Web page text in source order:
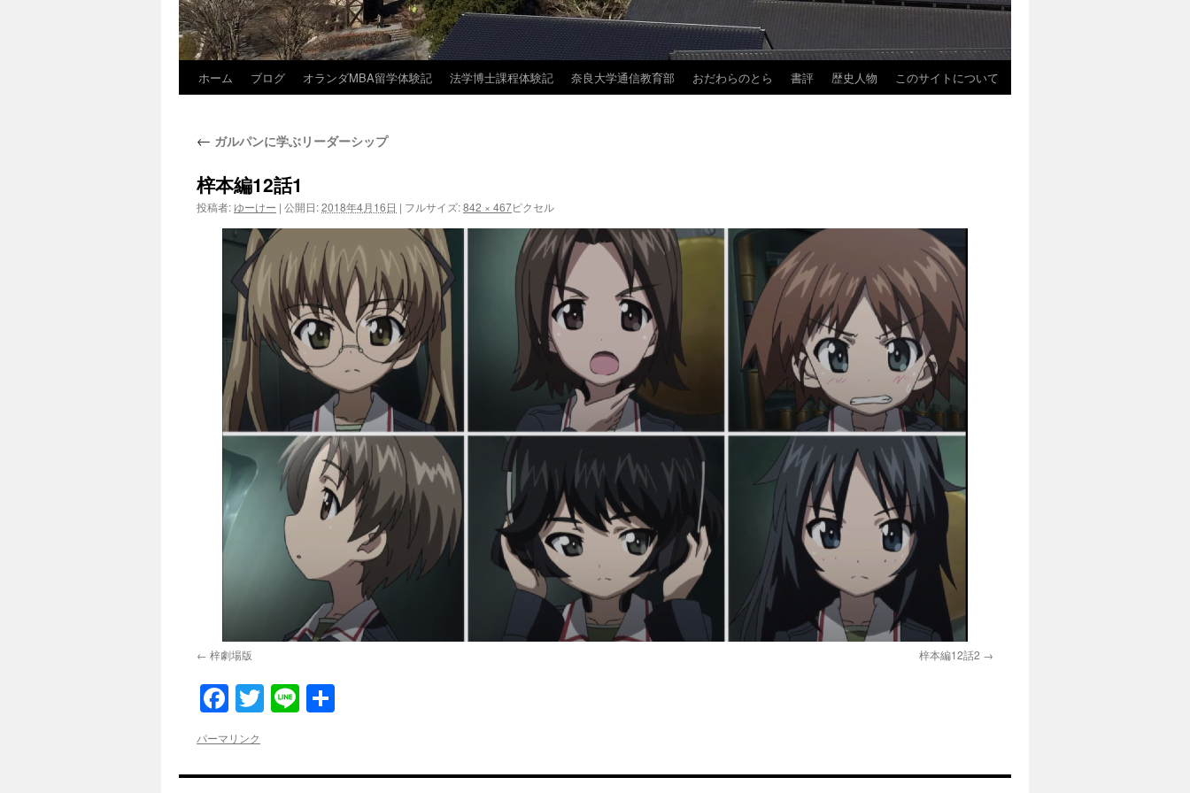
ン
ツ
ホーム ブログ オランダMBA留学体験記 法学博士課程体験記 奈良大学通信教育部 おだわらのとら 書評 歴史人物 このサイトについて
← ガルパンに学ぶリーダーシップ
梓本編12話1
投稿者:ゆーけー | 公開日:2018年4月16日 | フルサイズ:842 × 467ピクセル
梓劇場版 梓本編12話2
Facebook
Twitter
Line
パーマリンク